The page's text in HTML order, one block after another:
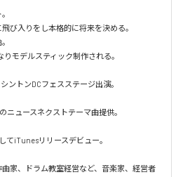
び入りをし本格的に将来を決める。
モデルスティック制作される。
ントンDCフェスステージ出演。
ニュースネクストテーマ曲提供。
iTunesリリースデビュー。
家、ドラム教室経営など、音楽家、経営者